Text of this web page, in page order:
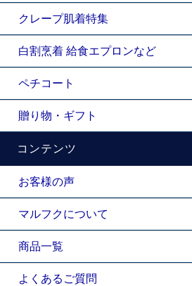
クレープ肌着特集
白割烹着 給食エプロンなど
ペチコート
贈り物・ギフト
コンテンツ
お客様の声
マルフクについて
商品一覧
よくあるご質問